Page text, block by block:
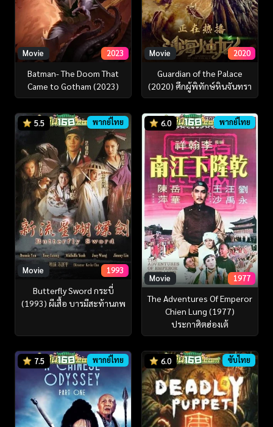
Movie 2023
Batman- The Doom That
Came to Gotham (2023)
Movie 2020
Guardian of the Palace
(2020) ศึกผู้พิทักษ์หินจันทรา
5.5 พากย์ไทย
Movie 1993
Butterfly Sword กระบี่
(1993) ผีเสื้อ บารมีสะท้านภพ
6.0 พากย์ไทย
Movie 1977
The Adventures Of Emperor
Chien Lung (1977)
ประกาศิตฮ่องเต้
7.5 พากย์ไทย 6.0 ซับไทย